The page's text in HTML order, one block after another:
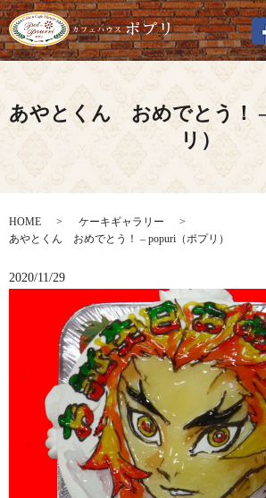
あやとくん おめでとう！
リ）
HOME
ケーキギャラリー
あやとくん おめでとう！ – popuri（ポプリ）
2020/11/29